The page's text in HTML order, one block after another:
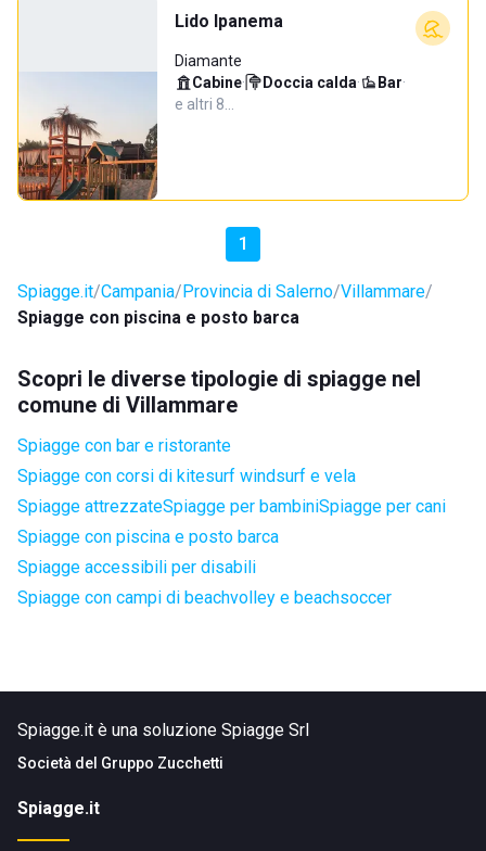
Lido Ipanema
Diamante
Cabine· Doccia calda· Bar·
e altri 8…
1
Spiagge.it Campania Provincia di Salerno Villammare
Spiagge con piscina e posto barca
Scopri le diverse tipologie di spiagge nel
comune di Villammare
Spiagge con bar e ristorante
Spiagge con corsi di kitesurf windsurf e vela
Spiagge attrezzateSpiagge per bambiniSpiagge per cani
Spiagge con piscina e posto barca
Spiagge accessibili per disabili
Spiagge con campi di beachvolley e beachsoccer
Spiagge.it è una soluzione Spiagge Srl
Società del Gruppo Zucchetti
Spiagge.it